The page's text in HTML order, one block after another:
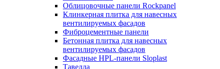
Облицовочные панели Rockpanel
Клинкерная плитка для навесных
вентилируемых фасадов
Фиброцементные панели
Бетонная плитка для навесных
вентилируемых фасадов
Фасадные HPL-панели Sloplast
Тавелла